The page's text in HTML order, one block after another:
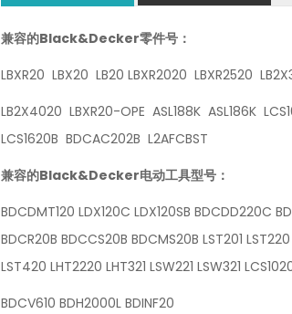
兼容的Black&Decker零件号：
LBXR20 LBX20 LB20 LBXR2020 LBXR2520
LB2X4020 LBXR20-OPE ASL188K ASL186K
LCS1620B BDCAC202B L2AFCBST
兼容的Black&Decker电动工具型号：
BDCDMT120 LDX120C LDX120SB BDCDD220C
BDCR20B BDCCS20B BDCMS20B LST201
LST420 LHT2220 LHT321 LSW221 LSW321
BDCV610 BDH2000L BDINF20